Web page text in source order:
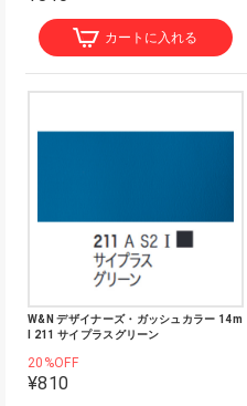
カートに入れる
W&N デザイナーズ・ガッシュカラー 14m
l 211 サイプラスグリーン
20%OFF
¥810